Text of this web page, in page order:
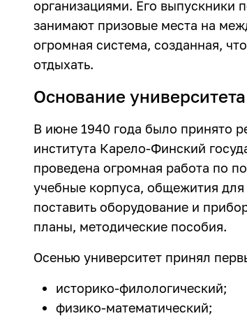
организациями. Его выпускники
занимают призовые места на
огромная система, созданная,
отдыхать.
Основание
В июне 1940 года было принято
института Карело-Финский
проведена огромная работа по
учебные корпуса, общежития для
поставить оборудование и
планы, методические пособия.
Осенью университет принял
историко-филологический;
физико-математический;